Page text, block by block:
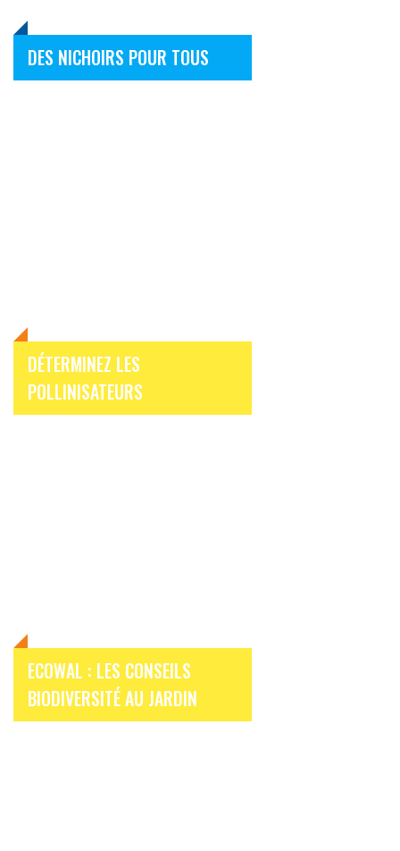
DES NICHOIRS POUR TOUS
DÉTERMINEZ LES
POLLINISATEURS
ECOWAL : LES CONSEILS
BIODIVERSITÉ AU JARDIN